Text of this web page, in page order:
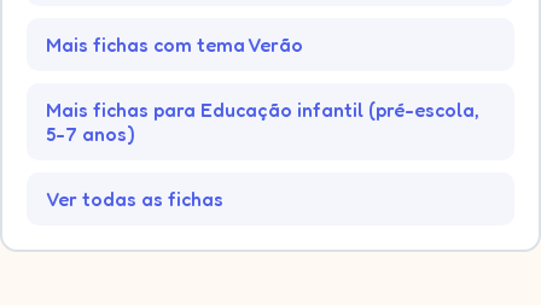
Mais fichas com tema Verão
Mais fichas para Educação infantil (pré-escola,
5-7 anos)
Ver todas as fichas